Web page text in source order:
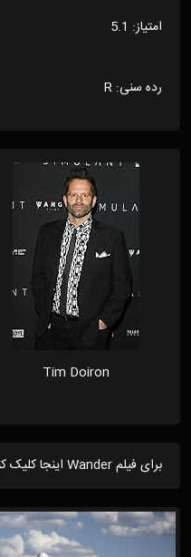
امتیاز: 5.1
رده سنی: R
Tim Doiron
برای فیلم Wander اینجا کلیک کنید.